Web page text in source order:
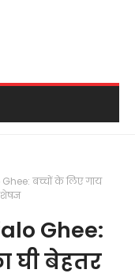
बच्चों के लिए गाय
Ghee:
घी बेहतर